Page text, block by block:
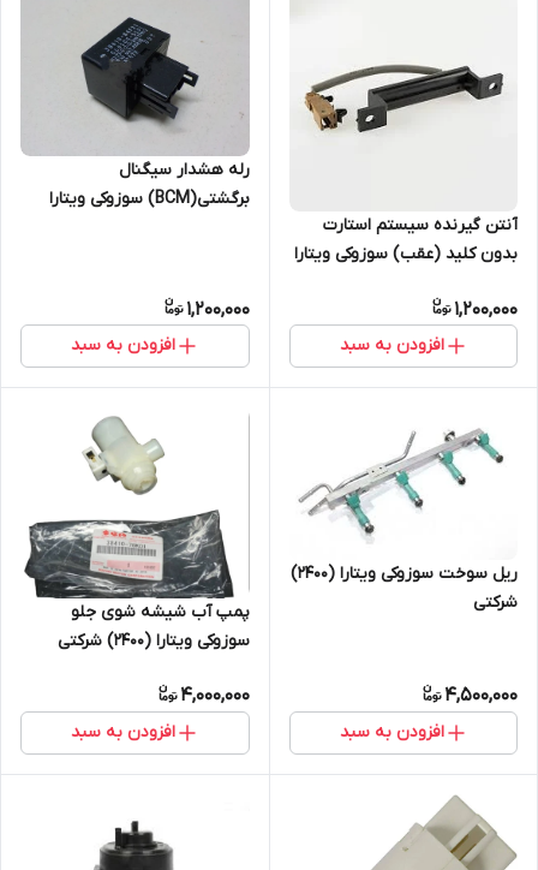
آنتن گیرنده سیستم استارت
بدون کلید (عقب) سوزوکی ویتارا
1,200,000
افزودن به سبد
رله هشدار سیگنال
برگشتی(BCM) سوزوکی ویتارا
1,200,000
افزودن به سبد
ریل سوخت سوزوکی ویتارا (2400)
شرکتی
4,500,000
افزودن به سبد
پمپ آب شیشه شوی جلو
سوزوکی ویتارا (2400) شرکتی
4,000,000
افزودن به سبد